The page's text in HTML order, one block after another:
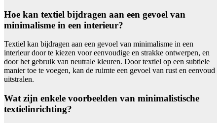
Hoe kan textiel bijdragen aan een gevoel van
minimalisme in een interieur?
Textiel kan bijdragen aan een gevoel van minimalisme in een
interieur door te kiezen voor eenvoudige en strakke ontwerpen, en
door het gebruik van neutrale kleuren. Door textiel op een subtiele
manier toe te voegen, kan de ruimte een gevoel van rust en eenvoud
uitstralen.
Wat zijn enkele voorbeelden van minimalistische
textielinrichting?